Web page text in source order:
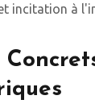
incitation à